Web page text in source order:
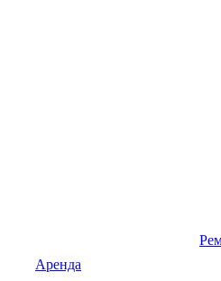
Аренда